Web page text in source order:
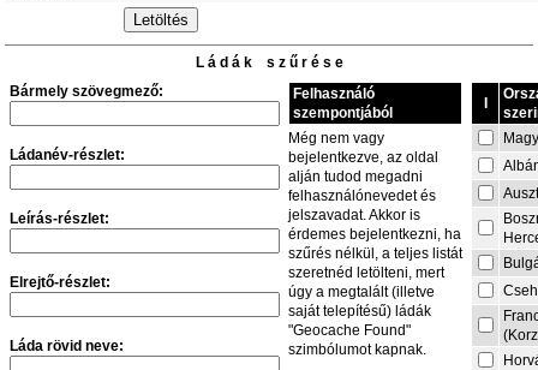
L á d á k s z ű r é s e
Bármely szövegmező:
Ládanév-részlet:
Leírás-részlet:
Elrejtő-részlet:
Láda rövid neve:
Felhasználó
szempontjából
Még nem vagy
bejelentkezve, az oldal
alján tudod megadni
felhasználónevedet és
jelszavadat. Akkor is
érdemes bejelentkezni, ha
szűrés nélkül, a teljes listát
szeretnéd letölteni, mert
úgy a megtalált (illetve
saját telepítésű) ládák
"Geocache Found"
szimbólumot kapnak.
I